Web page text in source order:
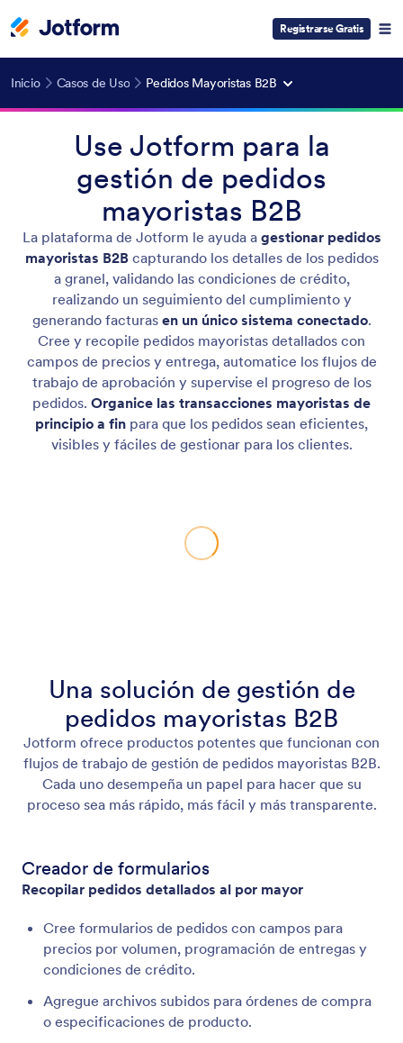
Registrarse Gratis
Inicio Casos de Uso Pedidos Mayoristas B2B
Use Jotform para la
gestión de pedidos
mayoristas B2B
La plataforma de Jotform le ayuda a gestionar pedidos
mayoristas B2Bcapturando los detalles de los pedidos
a granel, validando las condiciones de crédito,
realizando un seguimiento del cumplimiento y
generando facturas en un único sistema conectado.
Cree y recopile pedidos mayoristas detallados con
campos de precios y entrega, automatice los flujos de
trabajo de aprobación y supervise el progreso de los
pedidos. Organice las transacciones mayoristas de
principio a fin para que los pedidos sean eficientes,
visibles y fáciles de gestionar para los clientes.
Una solución de gestión de
pedidos mayoristas B2B
Jotform ofrece productos potentes que funcionan con
flujos de trabajo de gestión de pedidos mayoristas B2B.
Cada uno desempeña un papel para hacer que su
proceso sea más rápido, más fácil y más transparente.
Creador de formularios
Recopilar pedidos detallados al por mayor
Cree formularios de pedidos con campos para
precios por volumen, programación de entregas y
condiciones de crédito.
Agregue archivos subidos para órdenes de compra
o especificaciones de producto.